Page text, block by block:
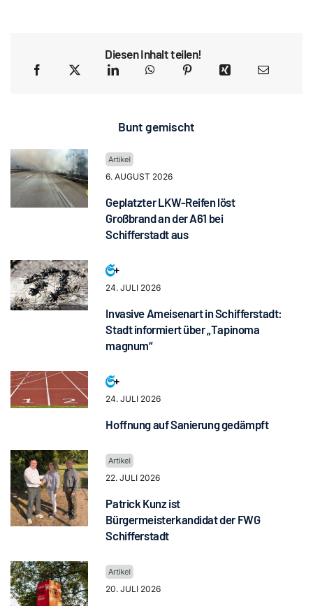
Diesen Inhalt teilen!
Bunt gemischt
6. AUGUST 2026
Geplatzter LKW-Reifen löst
Großbrand an der A61 bei
Schifferstadt aus
24. JULI 2026
Invasive Ameisenart in Schifferstadt:
Stadt informiert über „Tapinoma
magnum“
24. JULI 2026
Hoffnung auf Sanierung gedämpft
22. JULI 2026
Patrick Kunz ist
Bürgermeisterkandidat der FWG
Schifferstadt
20. JULI 2026